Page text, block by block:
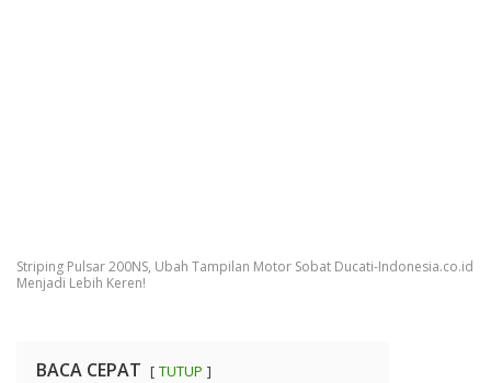
Striping Pulsar 200NS, Ubah Tampilan Motor Sobat Ducati-Indonesia.co.id
Menjadi Lebih Keren!
BACA CEPAT TUTUP